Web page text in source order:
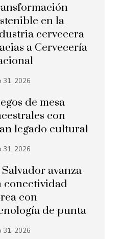
en la
cervecera
a Cervecería
31, 2026
de mesa
con
legado cultural
31, 2026
avanza
conectividad
con
de punta
31, 2026